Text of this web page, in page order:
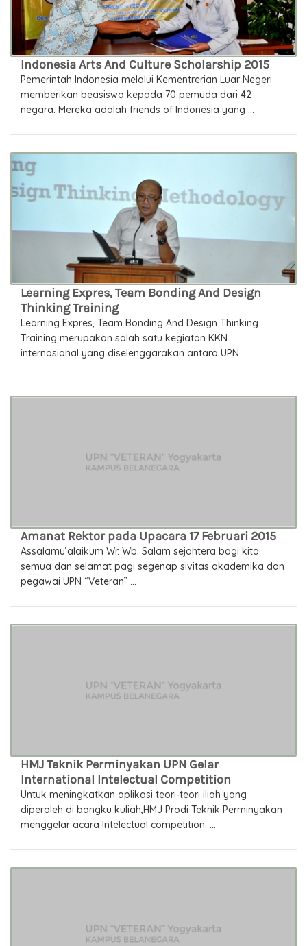
Indonesia Arts And Culture Scholarship 2015
Pemerintah Indonesia melalui Kementrerian Luar Negeri
memberikan beasiswa kepada 70 pemuda dari 42
negara. Mereka adalah friends of Indonesia yang ...
Learning Expres, Team Bonding And Design
Thinking Training
Learning Expres, Team Bonding And Design Thinking
Training merupakan salah satu kegiatan KKN
internasional yang diselenggarakan antara UPN ...
Amanat Rektor pada Upacara 17 Februari 2015
Assalamu’alaikum Wr. Wb. Salam sejahtera bagi kita
semua dan selamat pagi segenap sivitas akademika dan
pegawai UPN “Veteran” ...
HMJ Teknik Perminyakan UPN Gelar
International Intelectual Competition
Untuk meningkatkan aplikasi teori-teori iliah yang
diperoleh di bangku kuliah,HMJ Prodi Teknik Perminyakan
menggelar acara Intelectual competition. ...